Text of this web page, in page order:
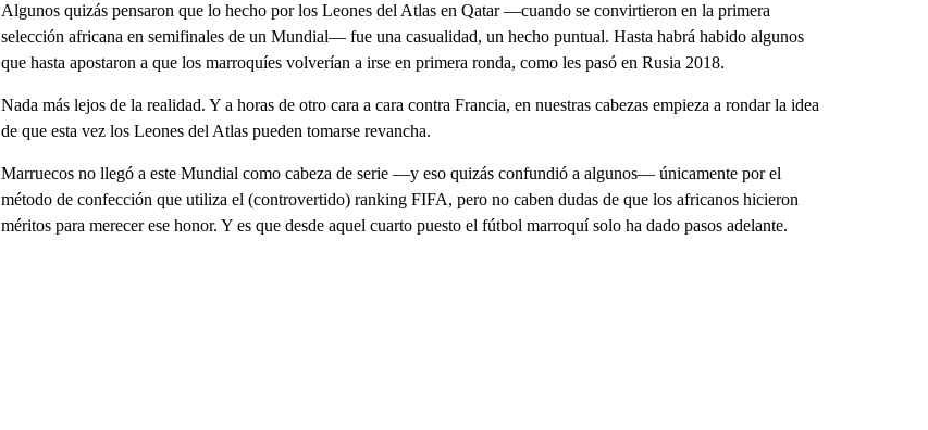
Algunos quizás pensaron que lo hecho por los Leones del Atlas en Qatar —cuando se convirtieron en la primera
selección africana en semifinales de un Mundial— fue una casualidad, un hecho puntual. Hasta habrá habido algunos
que hasta apostaron a que los marroquíes volverían a irse en primera ronda, como les pasó en Rusia 2018.
Nada más lejos de la realidad. Y a horas de otro cara a cara contra Francia, en nuestras cabezas empieza a rondar la idea
de que esta vez los Leones del Atlas pueden tomarse revancha.
Marruecos no llegó a este Mundial como cabeza de serie —y eso quizás confundió a algunos— únicamente por el
método de confección que utiliza el (controvertido) ranking FIFA, pero no caben dudas de que los africanos hicieron
méritos para merecer ese honor. Y es que desde aquel cuarto puesto el fútbol marroquí solo ha dado pasos adelante.